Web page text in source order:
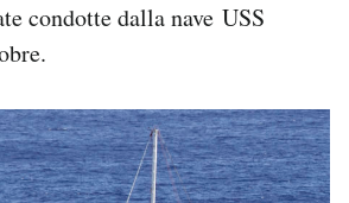
condotte dalla nave USS